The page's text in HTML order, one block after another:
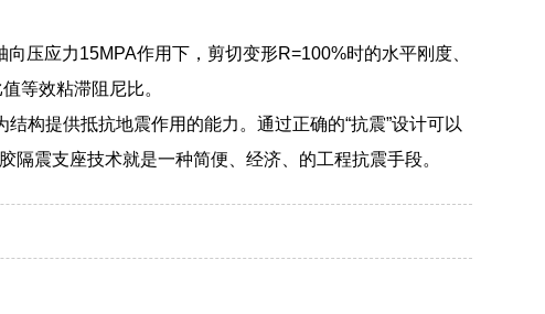
压应力15MPA作用下，剪切变形R=100%时的水平刚度、
等效粘滞阻尼比。
构提供抵抗地震作用的能力。通过正确的“抗震”设计可以
震支座技术就是一种简便、经济、的工程抗震手段。